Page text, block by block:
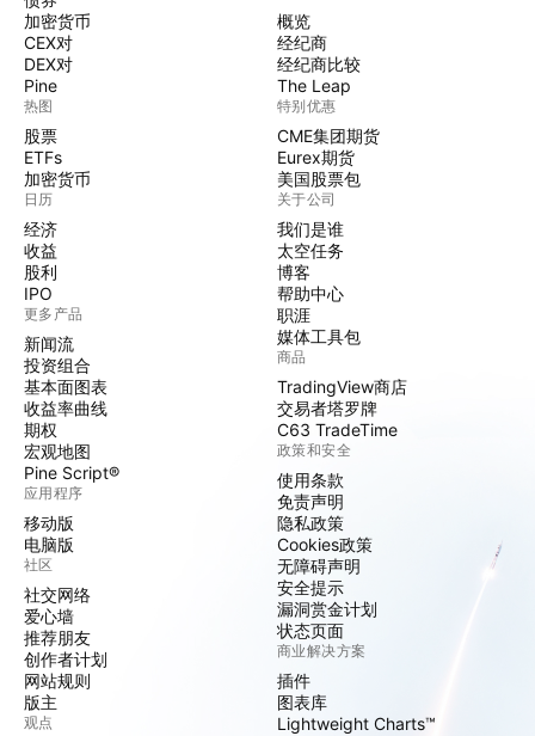
加密货币
CEX对
DEX对
Pine
热图
股票
ETFs
加密货币
日历
经济
收益
股利
IPO
更多产品
新闻流
投资组合
基本面图表
收益率曲线
期权
宏观地图
Pine Script®
应用程序
移动版
电脑版
社区
社交网络
爱心墙
推荐朋友
创作者计划
网站规则
版主
观点
概览
经纪商
经纪商比较
The Leap
特别优惠
CME集团期货
Eurex期货
美国股票包
关于公司
我们是谁
太空任务
博客
帮助中心
职涯
媒体工具包
商品
TradingView商店
交易者塔罗牌
C63 TradeTime
政策和安全
使用条款
免责声明
隐私政策
Cookies政策
无障碍声明
安全提示
漏洞赏金计划
状态页面
商业解决方案
插件
图表库
Lightweight Charts™